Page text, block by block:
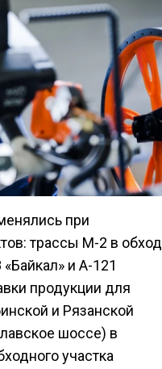
при
трассы М-2 в обход
и А-121
продукции для
и Рязанской
шоссе) в
участка